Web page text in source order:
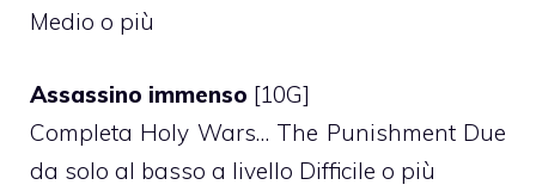
Medio o più
Assassino immenso [10G]
Completa Holy Wars… The Punishment Due
da solo al basso a livello Difficile o più